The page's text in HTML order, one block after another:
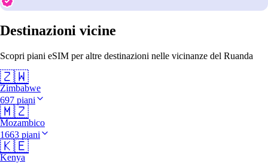
Destinazioni vicine
Scopri piani eSIM per altre destinazioni nelle vicinanze del Ruanda
🇿🇼
Zimbabwe
697 piani
🇲🇿
Mozambico
1663 piani
🇰🇪
Kenya